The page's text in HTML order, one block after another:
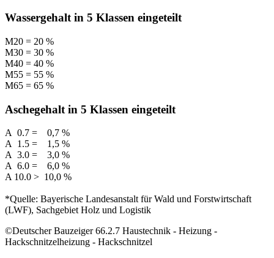
Wassergehalt in 5 Klassen eingeteilt
M20 = 20 %
M30 = 30 %
M40 = 40 %
M55 = 55 %
M65 = 65 %
Aschegehalt in 5 Klassen eingeteilt
A 0.7 = 0,7 %
A 1.5 = 1,5 %
A 3.0 = 3,0 %
A 6.0 = 6,0 %
A 10.0 > 10,0 %
*Quelle: Bayerische Landesanstalt für Wald und Forstwirtschaft
(LWF), Sachgebiet Holz und Logistik
©Deutscher Bauzeiger 66.2.7 Haustechnik - Heizung -
Hackschnitzelheizung - Hackschnitzel